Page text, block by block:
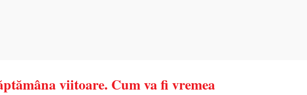
viitoare. Cum va fi vremea